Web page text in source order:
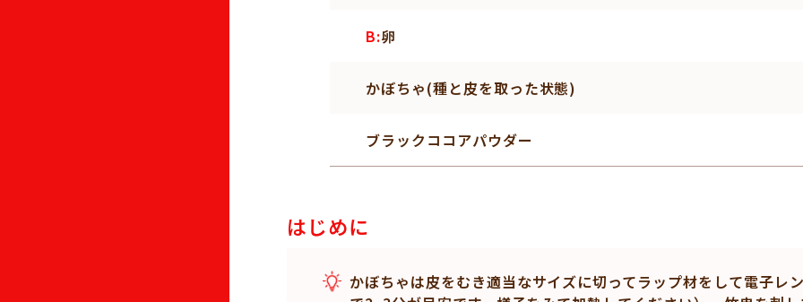
B:卵
かぼちゃ(種と皮を取った状態)
ブラックココアパウダー
はじめに
かぼちゃは皮をむき適当なサイズに切ってラップ材をして電子レ